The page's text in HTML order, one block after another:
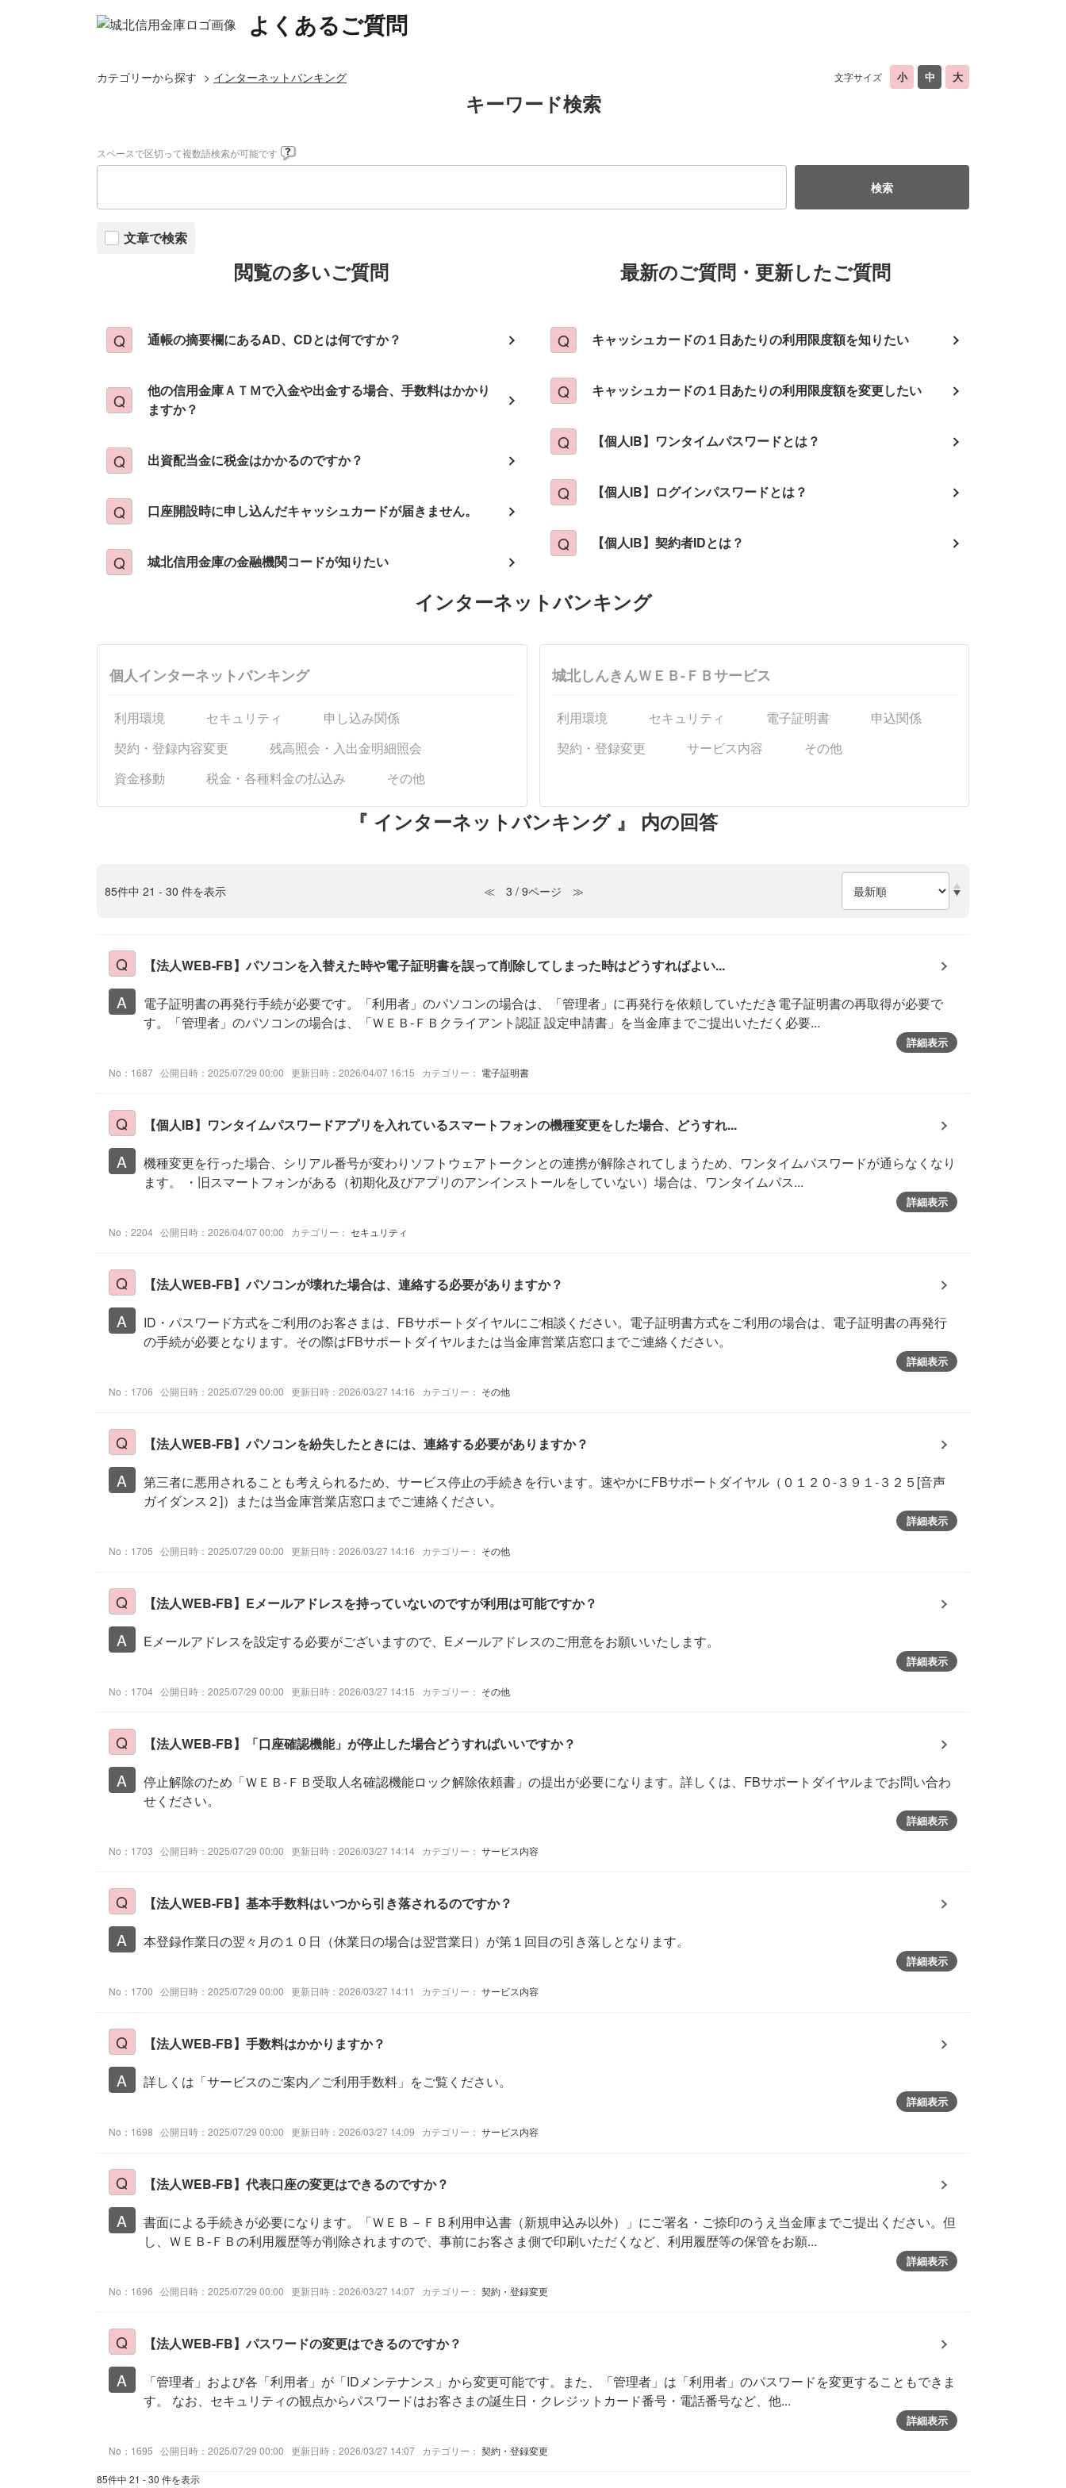
よくあるご質問
文字サイズ
カテゴリーから探す > インターネットバンキング
キーワード検索
スペースで区切って複数語検索が可能です
文章で検索
閲覧の多いご質問
通帳の摘要欄にあるAD、CDとは何ですか？
他の信用金庫ＡＴＭで入金や出金する場合、手数料はかかり
ますか？
出資配当金に税金はかかるのですか？
口座開設時に申し込んだキャッシュカードが届きません。
城北信用金庫の金融機関コードが知りたい
最新のご質問・更新したご質問
キャッシュカードの１日あたりの利用限度額を知りたい
キャッシュカードの１日あたりの利用限度額を変更したい
【個人IB】ワンタイムパスワードとは？
【個人IB】ログインパスワードとは？
【個人IB】契約者IDとは？
インターネットバンキング
個人インターネットバンキング
利用環境 セキュリティ
申し込み関係
契約・登録内容変更
残高照会・入出金明細照会
資金移動
税金・各種料金の払込み その他
城北しんきんＷＥＢ-ＦＢサービス
利用環境 セキュリティ 電子証明書
申込関係
契約・登録変更
サービス内容 その他
『 インターネットバンキング 』 内の回答
85件中 21 - 30 件を表示 ≪ 3 / 9ページ ≫
【法人WEB-FB】パソコンを入替えた時や電子証明書を誤って削除してしまった時はどうすればよい...
電子証明書の再発行手続が必要です。「利用者」のパソコンの場合は、「管理者」に再発行を依頼していただき電子証明書の再取得が必要で
す。「管理者」のパソコンの場合は、「ＷＥＢ-ＦＢクライアント認証 設定申請書」を当金庫までご提出いただく必要...
詳細表示
No：1687 公開日時：2025/07/29 00:00 更新日時：2026/04/07 16:15 カテゴリー： 電子証明書
【個人IB】ワンタイムパスワードアプリを入れているスマートフォンの機種変更をした場合、どうすれ...
機種変更を行った場合、シリアル番号が変わりソフトウェアトークンとの連携が解除されてしまうため、ワンタイムパスワードが通らなくなり
ます。 ・旧スマートフォンがある（初期化及びアプリのアンインストールをしていない）場合は、ワンタイムパス...
詳細表示
No：2204 公開日時：2026/04/07 00:00 カテゴリー： セキュリティ
【法人WEB-FB】パソコンが壊れた場合は、連絡する必要がありますか？
ID・パスワード方式をご利用のお客さまは、FBサポートダイヤルにご相談ください。電子証明書方式をご利用の場合は、電子証明書の再発行
の手続が必要となります。その際はFBサポートダイヤルまたは当金庫営業店窓口までご連絡ください。
詳細表示
No：1706 公開日時：2025/07/29 00:00 更新日時：2026/03/27 14:16 カテゴリー： その他
【法人WEB-FB】パソコンを紛失したときには、連絡する必要がありますか？
第三者に悪用されることも考えられるため、サービス停止の手続きを行います。速やかにFBサポートダイヤル（０１２０-３９１-３２５[音声
ガイダンス２]）または当金庫営業店窓口までご連絡ください。
詳細表示
No：1705 公開日時：2025/07/29 00:00 更新日時：2026/03/27 14:16 カテゴリー： その他
【法人WEB-FB】Eメールアドレスを持っていないのですが利用は可能ですか？
Eメールアドレスを設定する必要がございますので、Eメールアドレスのご用意をお願いいたします。
詳細表示
No：1704 公開日時：2025/07/29 00:00 更新日時：2026/03/27 14:15 カテゴリー： その他
【法人WEB-FB】「口座確認機能」が停止した場合どうすればいいですか？
停止解除のため「ＷＥＢ-ＦＢ受取人名確認機能ロック解除依頼書」の提出が必要になります。詳しくは、FBサポートダイヤルまでお問い合わ
せください。
詳細表示
No：1703 公開日時：2025/07/29 00:00 更新日時：2026/03/27 14:14 カテゴリー： サービス内容
【法人WEB-FB】基本手数料はいつから引き落されるのですか？
本登録作業日の翌々月の１０日（休業日の場合は翌営業日）が第１回目の引き落しとなります。
詳細表示
No：1700 公開日時：2025/07/29 00:00 更新日時：2026/03/27 14:11 カテゴリー： サービス内容
【法人WEB-FB】手数料はかかりますか？
詳しくは「サービスのご案内／ご利用手数料」をご覧ください。
詳細表示
No：1698 公開日時：2025/07/29 00:00 更新日時：2026/03/27 14:09 カテゴリー： サービス内容
【法人WEB-FB】代表口座の変更はできるのですか？
書面による手続きが必要になります。「ＷＥＢ－ＦＢ利用申込書（新規申込み以外）」にご署名・ご捺印のうえ当金庫までご提出ください。但
し、ＷＥＢ-ＦＢの利用履歴等が削除されますので、事前にお客さま側で印刷いただくなど、利用履歴等の保管をお願...
詳細表示
No：1696 公開日時：2025/07/29 00:00 更新日時：2026/03/27 14:07 カテゴリー： 契約・登録変更
【法人WEB-FB】パスワードの変更はできるのですか？
「管理者」および各「利用者」が「IDメンテナンス」から変更可能です。また、「管理者」は「利用者」のパスワードを変更することもできま
す。 なお、セキュリティの観点からパスワードはお客さまの誕生日・クレジットカード番号・電話番号など、他...
詳細表示
No：1695 公開日時：2025/07/29 00:00 更新日時：2026/03/27 14:07 カテゴリー： 契約・登録変更
85件中 21 - 30 件を表示